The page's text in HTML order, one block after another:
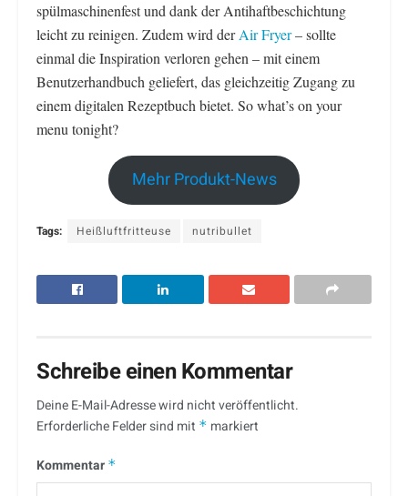
spülmaschinenfest und dank der Antihaftbeschichtung
leicht zu reinigen. Zudem wird derAir Fryer– sollte
einmal die Inspiration verloren gehen – mit einem
Benutzerhandbuch geliefert, das gleichzeitig Zugang zu
einem digitalen Rezeptbuch bietet. So what’s on your
menu tonight?
Mehr Produkt-News
Tags: Heißluftfritteuse nutribullet
Schreibe einen Kommentar
Deine E-Mail-Adresse wird nicht veröffentlicht.
Erforderliche Felder sind mit * markiert
Kommentar *